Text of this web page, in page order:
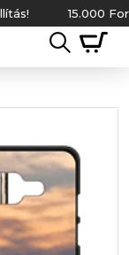
15.000 Forint